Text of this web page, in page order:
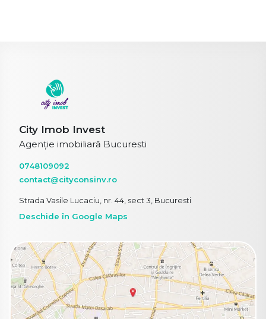
City Imob Invest
Agenție imobiliară Bucuresti
0748109092
contact@cityconsinv.ro
Strada Vasile Lucaciu, nr. 44, sect 3, Bucuresti
Deschide în Google Maps